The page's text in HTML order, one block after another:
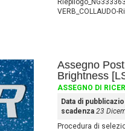
VERB_COLLAUDO-
Assegno
Brightness
ASSEGNO DI
Data di
scadenza 23
Procedura di